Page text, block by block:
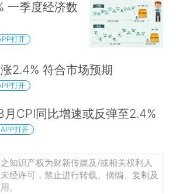
一季度经济数
打开
2.4% 符合市场预期
打开
月CPI同比增速或反弹至2.4%
APP打开
知识产权为财新传媒及/或相关权利人
经许可，禁止进行转载、摘编、复制及
。